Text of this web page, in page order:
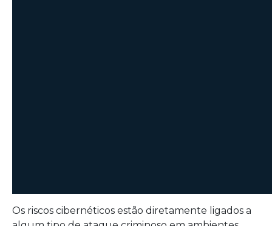
Os riscos cibernéticos estão diretamente ligados a